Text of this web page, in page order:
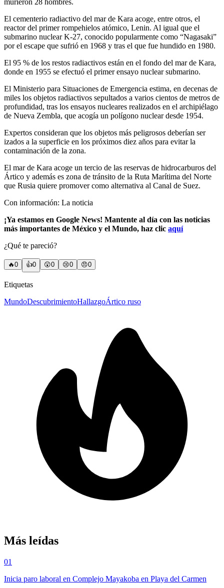
murieron 28 hombres.
El cementerio radiactivo del mar de Kara acoge, entre otros, el
reactor del primer rompehielos atómico, Lenin. Al igual que el
submarino nuclear K-27, conocido popularmente como “Nagasaki”
por el escape que sufrió en 1968 y tras el que fue hundido en 1980.
El 95 % de los restos radiactivos están en el fondo del mar de Kara,
donde en 1955 se efectuó el primer ensayo nuclear submarino.
El Ministerio para Situaciones de Emergencia estima, en decenas de
miles los objetos radiactivos sepultados a varios cientos de metros de
profundidad, tras los ensayos nucleares realizados en el archipiélago
de Nueva Zembla, que acogía un polígono nuclear desde 1954.
Expertos consideran que los objetos más peligrosos deberían ser
izados a la superficie en los próximos diez años para evitar la
contaminación de la zona.
El mar de Kara acoge un tercio de las reservas de hidrocarburos del
Ártico y además es zona de tránsito de la Ruta Marítima del Norte
que Rusia quiere promover como alternativa al Canal de Suez.
Con información: La noticia
¡Ya estamos en Google News! Mantente al día con las noticias
más importantes de México y el Mundo, haz clic aquí
¿Qué te pareció?
🔥0 👍0 😲0 😢0 😠0
Etiquetas
MundoDescubrimientoHallazgoÁrtico ruso
Más leídas
01
Inicia paro laboral en Complejo Mayakoba en Playa del Carmen